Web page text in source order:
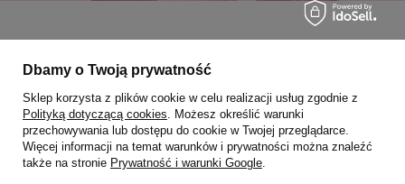
Moje zamówienia
Status zamówienia
Śledzenie przesyłki
Chcę zareklamować produkt
Dbamy o Twoją prywatność
Sklep korzysta z plików cookie w celu realizacji usług zgodnie z
Polityką dotyczącą cookies. Możesz określić warunki
przechowywania lub dostępu do cookie w Twojej przeglądarce.
Więcej informacji na temat warunków i prywatności można znaleźć
także na stronie Prywatność i warunki Google.